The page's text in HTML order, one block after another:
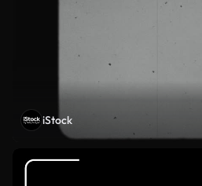
iStock